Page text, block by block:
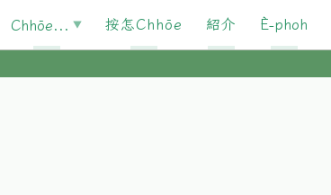
Chhōe... 按怎Chhōe 紹介 È-phoh